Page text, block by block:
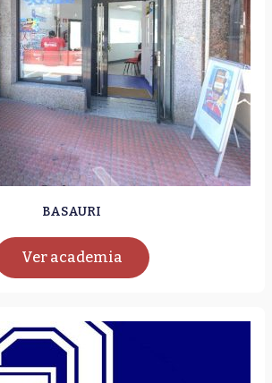
BASAURI
Ver academia